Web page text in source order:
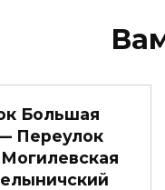
Большая
Переулок